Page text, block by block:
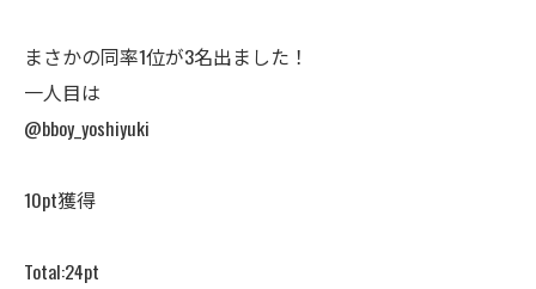
まさかの同率1位が3名出ました！
一人目は
@bboy_yoshiyuki
10pt獲得
Total:24pt